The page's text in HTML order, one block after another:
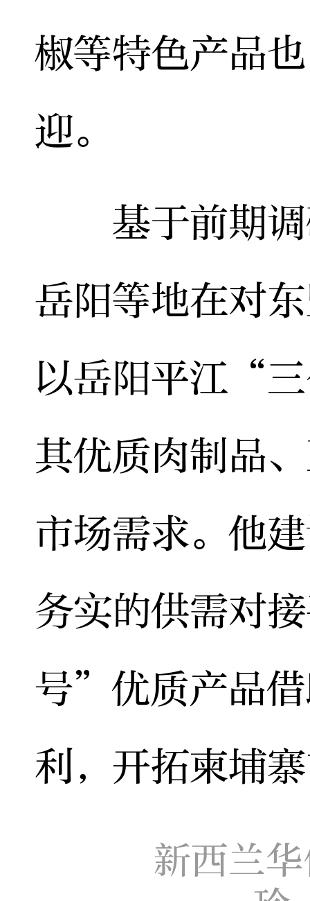
椒等特色产品
迎。
基于前期调
岳阳等地在对
以岳阳平江“
其优质肉制品
市场需求。他
务实的供需对
号”优质产品
利，开拓柬埔
新西兰